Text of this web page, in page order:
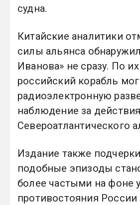
судна.
Китайские аналитики
силы альянса
Иванова» не сразу. По
российский корабль
радиоэлектронную
наблюдение за
Североатлантического
Издание также
подобные эпизоды
более частыми на фоне
противостояния